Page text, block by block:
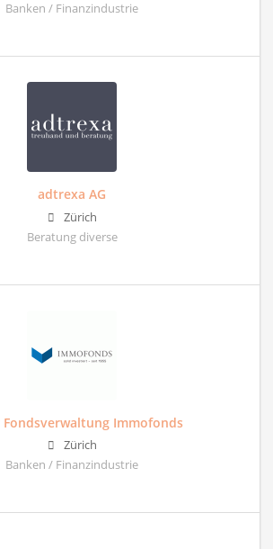
Banken / Finanzindustrie
adtrexa AG
Zürich
Beratung diverse
Fondsverwaltung Immofonds
Zürich
Banken / Finanzindustrie